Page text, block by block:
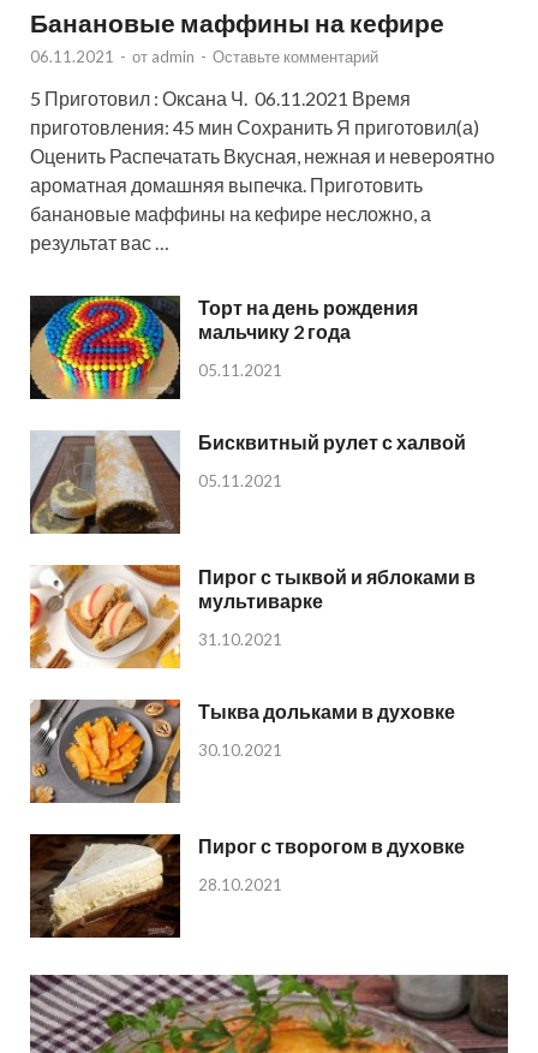
Банановые маффины на кефире
06.11.2021 - от admin - Оставьте комментарий
5 Приготовил : Оксана Ч. 06.11.2021 Время
приготовления: 45 мин Сохранить Я приготовил(а)
Оценить Распечатать Вкусная, нежная и невероятно
ароматная домашняя выпечка. Приготовить
банановые маффины на кефире несложно, а
результат вас …
Торт на день рождения
мальчику 2 года
05.11.2021
Бисквитный рулет с халвой
05.11.2021
Пирог с тыквой и яблоками в
мультиварке
31.10.2021
Тыква дольками в духовке
30.10.2021
Пирог с творогом в духовке
28.10.2021